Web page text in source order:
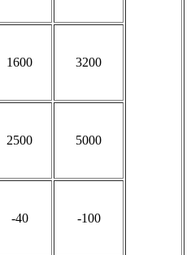
1600 3200
2500 5000
-40 -100